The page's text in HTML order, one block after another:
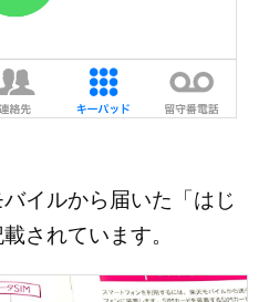
イルから届いた「はじ
されています。